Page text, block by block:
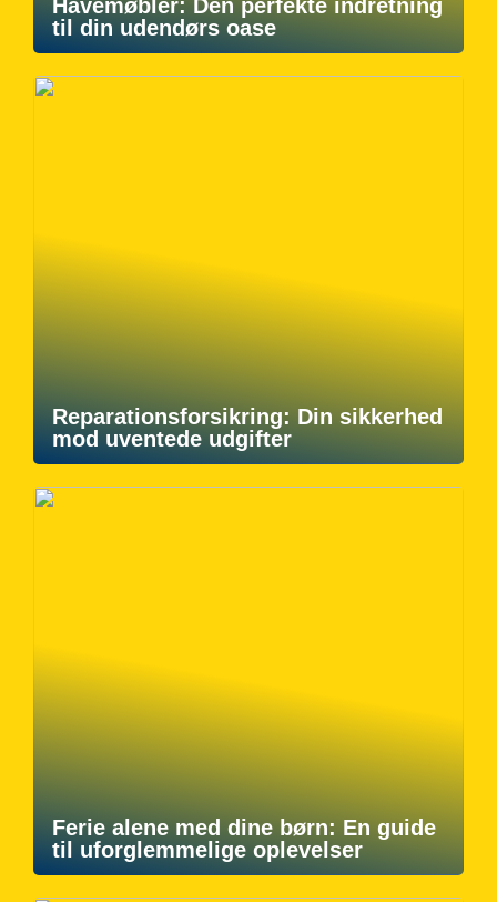
Havemøbler: Den perfekte indretning
til din udendørs oase
Reparationsforsikring: Din sikkerhed
mod uventede udgifter
Ferie alene med dine børn: En guide
til uforglemmelige oplevelser